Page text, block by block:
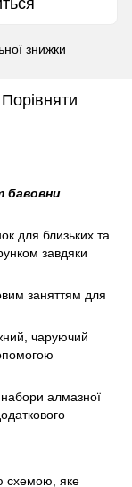
знижки
Порівняти
бавовни
для близьких та
завдяки
заняттям для
чаруючий
алмазної
схемою, яке